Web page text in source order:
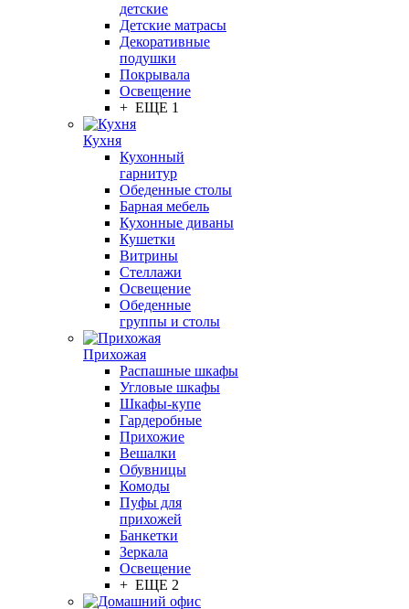
детские
Детские матрасы
Декоративные
подушки
Покрывала
Освещение
+ ЕЩЕ 1
Кухня
Кухонный
гарнитур
Обеденные столы
Барная мебель
Кухонные диваны
Кушетки
Витрины
Стеллажи
Освещение
Обеденные
группы и столы
Прихожая
Распашные шкафы
Угловые шкафы
Шкафы-купе
Гардеробные
Прихожие
Вешалки
Обувницы
Комоды
Пуфы для
прихожей
Банкетки
Зеркала
Освещение
+ ЕЩЕ 2